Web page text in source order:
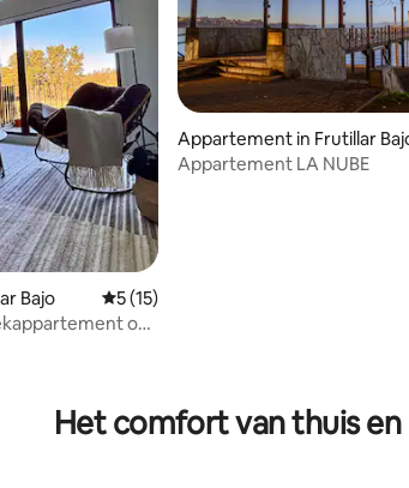
Bajo Gemiddelde beoordeling van 5 op 5,
5 (15)
op
Appartement in Frutillar
Appartement LA NUBE
Het comfort van thuis